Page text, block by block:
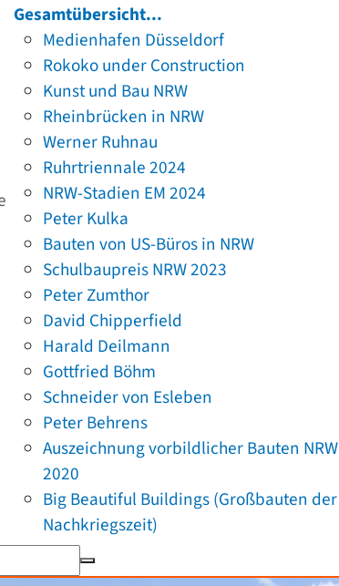
Gesamtübersicht...
Medienhafen Düsseldorf
Rokoko under Construction
Kunst und Bau NRW
Rheinbrücken in NRW
Werner Ruhnau
Ruhrtriennale 2024
NRW-Stadien EM 2024
Peter Kulka
Bauten von US-Büros in NRW
Schulbaupreis NRW 2023
Peter Zumthor
David Chipperfield
Harald Deilmann
Gottfried Böhm
Schneider von Esleben
Peter Behrens
Auszeichnung vorbildlicher Bauten NRW
2020
Big Beautiful Buildings (Großbauten der
Nachkriegszeit)